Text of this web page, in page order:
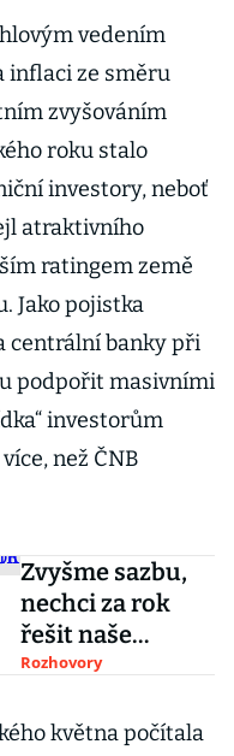
vedením
inflaci ze směru
zvyšováním
roku stalo
investory, neboť
atraktivního
ratingem země
Jako pojistka
centrální banky při
podpořit masivními
investorům
než ČNB
Zvyšme sazbu,
nechci za rok
řešit naše
selhání, říká
Tomáš Holub
Rozhovory
května počítala